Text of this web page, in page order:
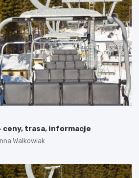
ceny, trasa, informacje
Walkowiak